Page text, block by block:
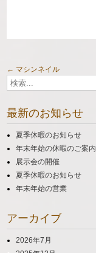
投
稿
ナ
ビ
ゲ
ー
シ
ョ
ン
← マシンネイル
最新のお知らせ
夏季休暇のお知らせ
年末年始の休暇のご案内
展示会の開催
夏季休暇のお知らせ
年末年始の営業
アーカイブ
2026年7月